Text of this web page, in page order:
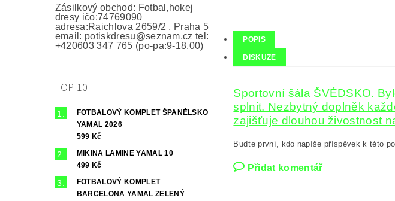
Zásilkový obchod: Fotbal,hokej
dresy ičo:74769090
adresa:Raichlova 2659/2 , Praha 5
email: potiskdresu@seznam.cz tel:
+420603 347 765 (po-pa:9-18.00)
TOP 10
FOTBALOVÝ KOMPLET ŠPANĚLSKO
YAMAL 2026
599 Kč
MIKINA LAMINE YAMAL 10
499 Kč
FOTBALOVÝ KOMPLET
BARCELONA YAMAL ZELENÝ
POPIS
DISKUZE
Sportovní šála ŠVÉDSKO.
splnit. Nezbytný doplněk
zajišťuje dlouhou živostnost
Buďte první, kdo napíše příspěvek k této
Přidat komentář